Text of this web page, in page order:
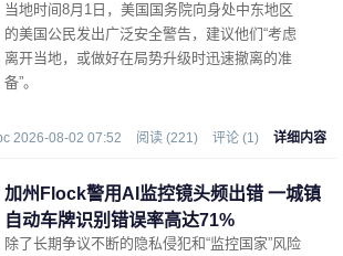
当地时间8月1日，美国国务院向身处中东地区
的美国公民发出广泛安全警告，建议他们“考虑
离开当地，或做好在局势升级时迅速撤离的准
备”。
2026-08-02 07:52 阅读 (221) 评论 (1) 详细内容
加州Flock警用AI监控镜头频出错 一城镇
自动车牌识别错误率高达71%
除了长期争议不断的隐私侵犯和“监控国家”风险